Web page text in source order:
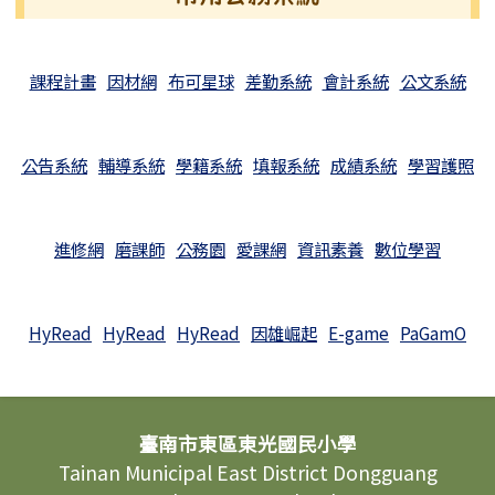
課程計畫 因材網 布可星球 差勤系統 會計系統 公文系統
公告系統 輔導系統 學籍系統 填報系統 成績系統 學習護照
進修網 磨課師 公務園 愛課網 資訊素養 數位學習
HyRead HyRead HyRead 因雄崛起 E-game PaGamO
頁尾區域內容臺南市東區東光國民小學
Tainan Municipal East District Dongguang